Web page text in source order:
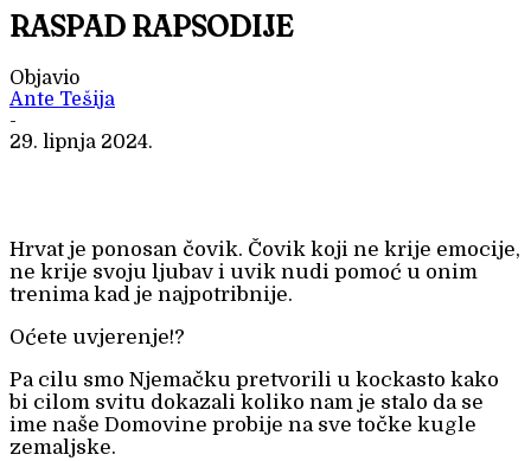
RASPAD RAPSODIJE
Objavio
Ante Tešija
-
29. lipnja 2024.
Hrvat je ponosan čovik. Čovik koji ne krije emocije,
ne krije svoju ljubav i uvik nudi pomoć u onim
trenima kad je najpotribnije.
Oćete uvjerenje!?
Pa cilu smo Njemačku pretvorili u kockasto kako
bi cilom svitu dokazali koliko nam je stalo da se
ime naše Domovine probije na sve točke kugle
zemaljske.